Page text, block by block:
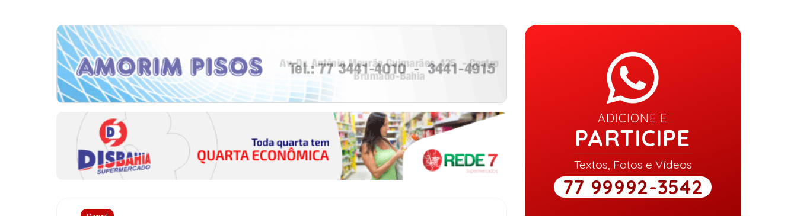
ADICIONE E
PARTICIPE
Textos, Fotos e Vídeos
77 99992-3542